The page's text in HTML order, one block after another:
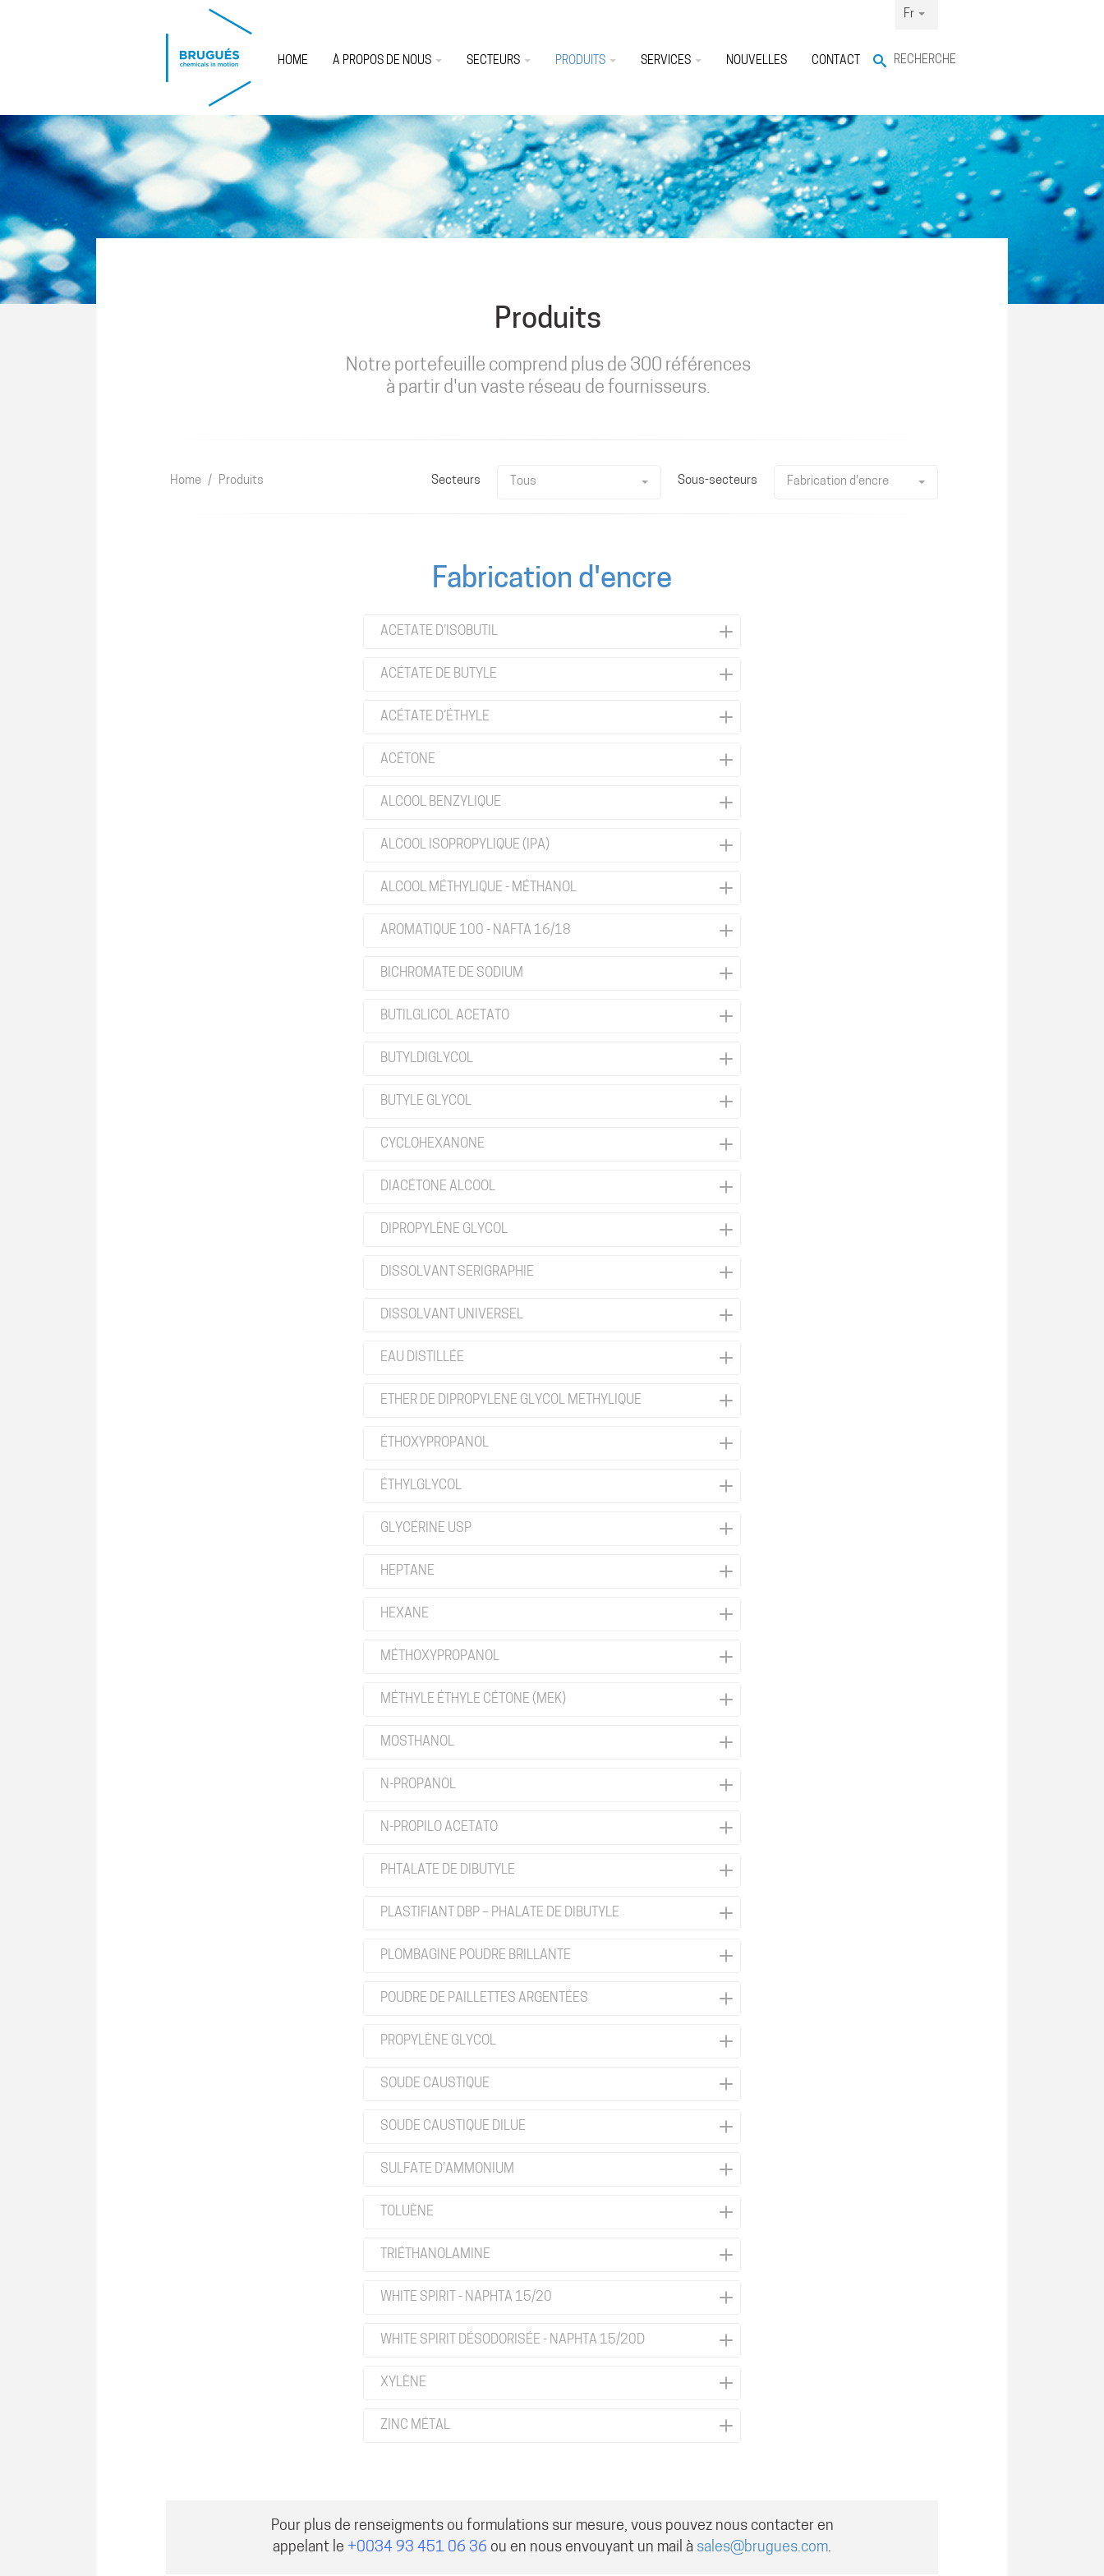
Fr
RECHERCHE
HOME À PROPOS DE NOUS SECTEURS PRODUITS SERVICES NOUVELLES CONTACT
Produits
Notre portefeuille comprend plus de 300 références
à partir d'un vaste réseau de fournisseurs.
Home / Produits Secteurs Tous Sous-secteurs Fabrication d'encre
Fabrication d'encre
ACETATE D'ISOBUTIL
ACÉTATE DE BUTYLE
ACÉTATE D’ÉTHYLE
ACÉTONE
ALCOOL BENZYLIQUE
ALCOOL ISOPROPYLIQUE (IPA)
ALCOOL MÉTHYLIQUE - MÉTHANOL
AROMATIQUE 100 - NAFTA 16/18
BICHROMATE DE SODIUM
BUTILGLICOL ACETATO
BUTYLDIGLYCOL
BUTYLE GLYCOL
CYCLOHEXANONE
DIACÉTONE ALCOOL
DIPROPYLÈNE GLYCOL
DISSOLVANT SERIGRAPHIE
DISSOLVANT UNIVERSEL
EAU DISTILLÉE
ETHER DE DIPROPYLENE GLYCOL METHYLIQUE
ÉTHOXYPROPANOL
ÉTHYLGLYCOL
GLYCÉRINE USP
HEPTANE
HEXANE
MÉTHOXYPROPANOL
MÉTHYLE ÉTHYLE CÉTONE (MEK)
MOSTHANOL
N-PROPANOL
N-PROPILO ACETATO
PHTALATE DE DIBUTYLE
PLASTIFIANT DBP – PHALATE DE DIBUTYLE
PLOMBAGINE POUDRE BRILLANTE
POUDRE DE PAILLETTES ARGENTÉES
PROPYLÈNE GLYCOL
SOUDE CAUSTIQUE
SOUDE CAUSTIQUE DILUE
SULFATE D’AMMONIUM
TOLUÈNE
TRIÉTHANOLAMINE
WHITE SPIRIT - NAPHTA 15/20
WHITE SPIRIT DÉSODORISÉE - NAPHTA 15/20D
XYLÈNE
ZINC MÉTAL
Pour plus de renseigments ou formulations sur mesure, vous pouvez nous contacter en
appelant le +0034 93 451 06 36 ou en nous envouyant un mail à sales@brugues.com.